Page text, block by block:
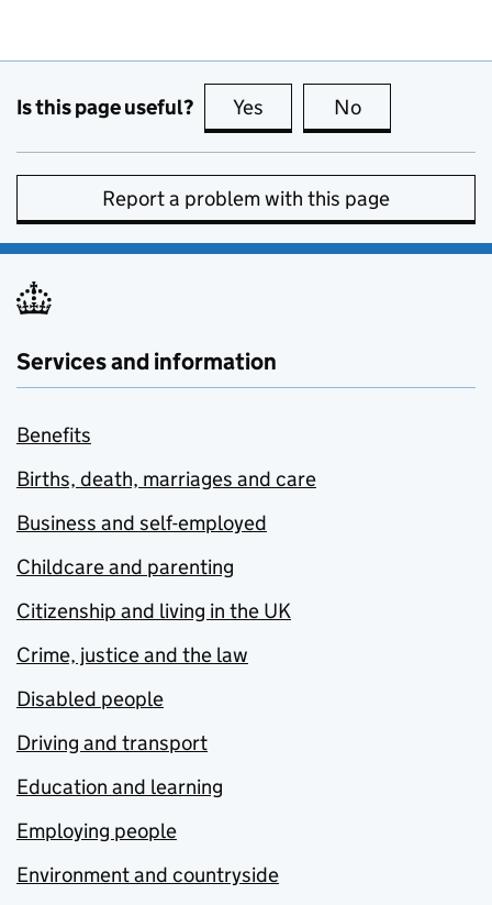
Is this page useful? Yes this page is useful
No
Report a problem with this page
Services and information
Benefits
Births, death, marriages and care
Business and self-employed
Childcare and parenting
Citizenship and living in the UK
Crime, justice and the law
Disabled people
Driving and transport
Education and learning
Employing people
Environment and countryside